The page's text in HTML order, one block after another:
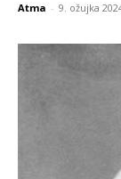
Atma - 9. ožujka